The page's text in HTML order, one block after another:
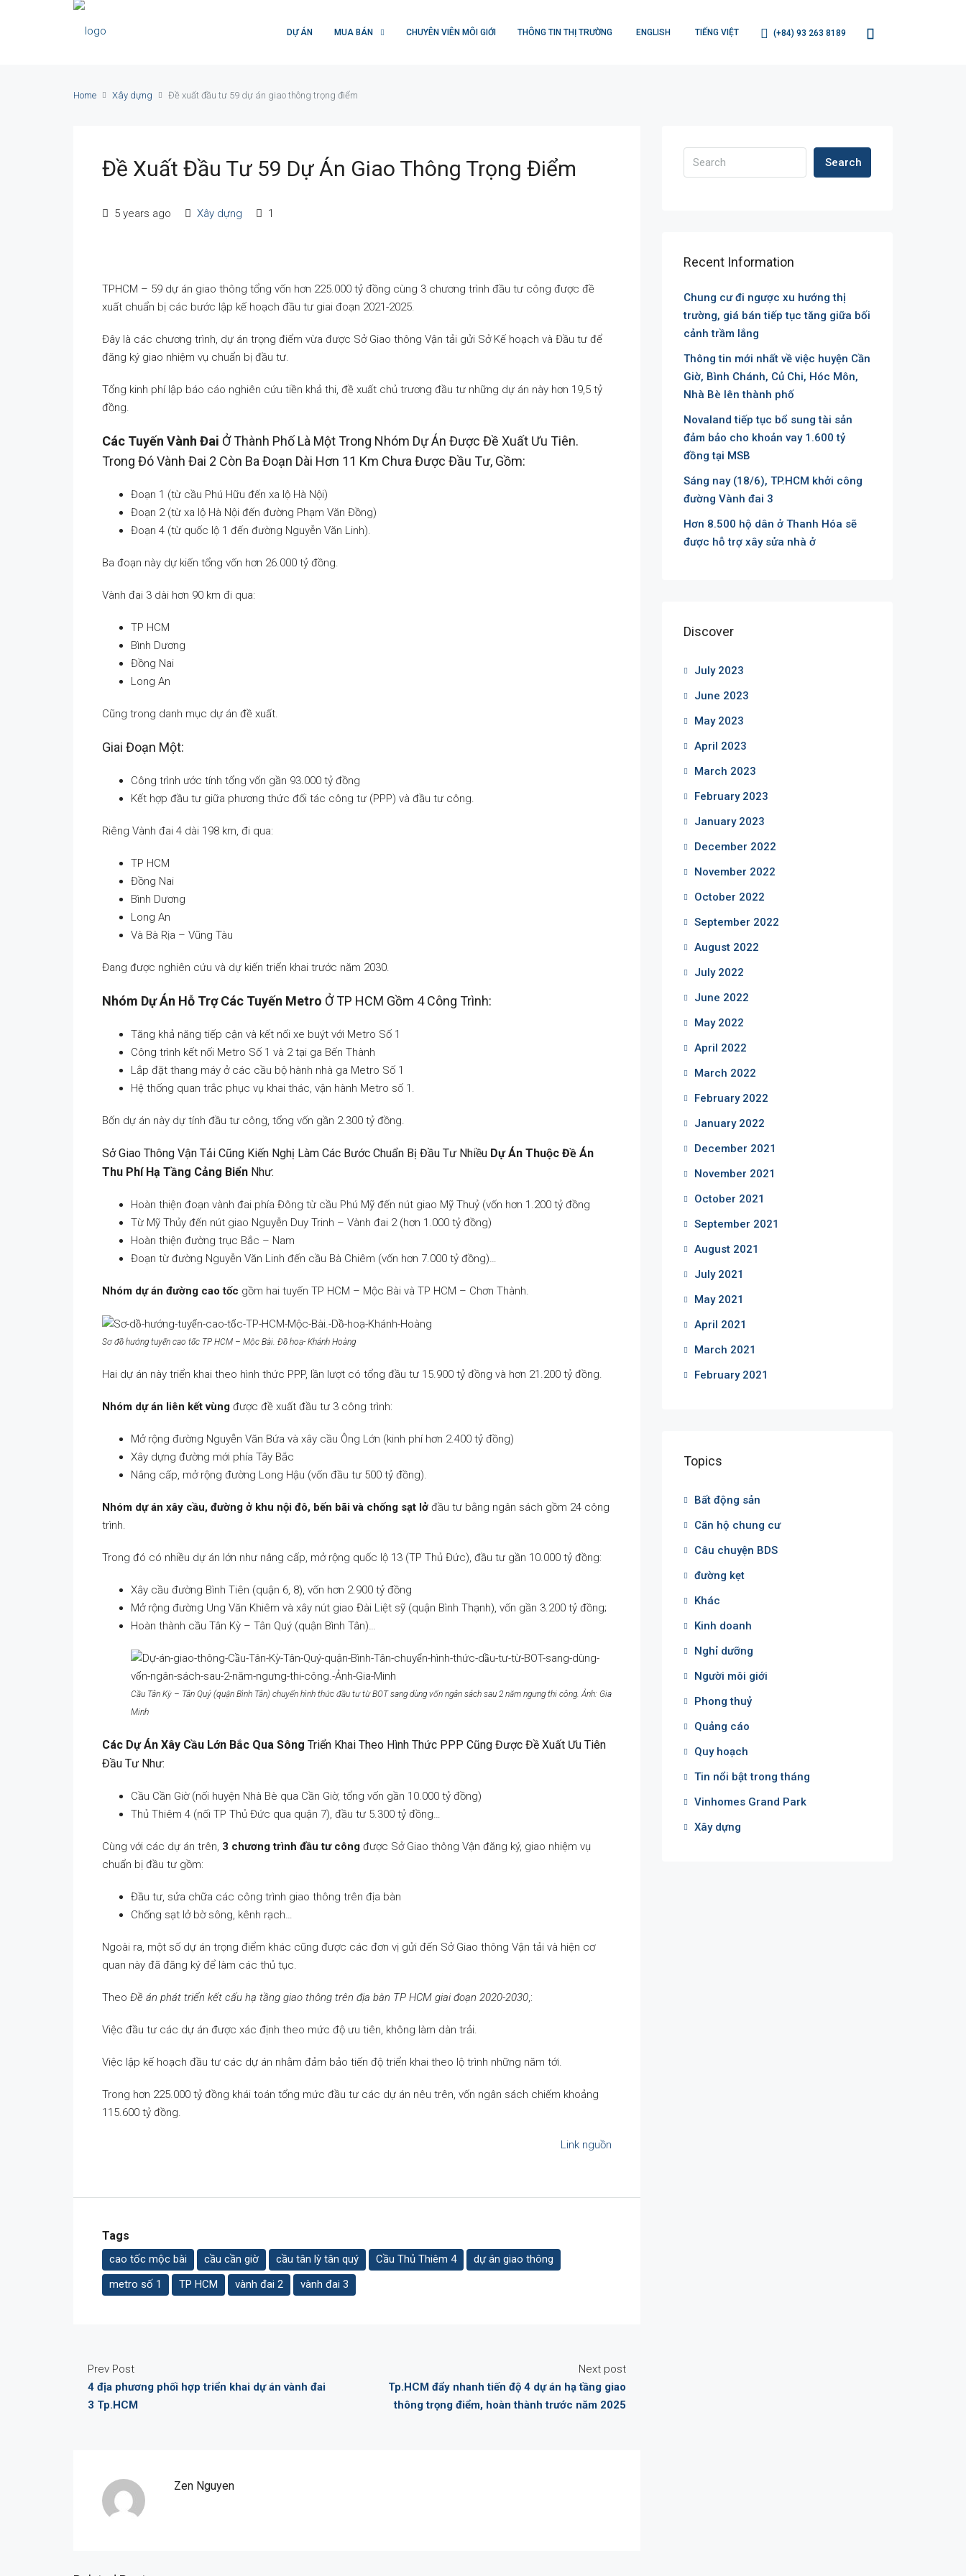
DỰ ÁN MUA BÁN CHUYÊN VIÊN MÔI GIỚI THÔNG TIN THỊ TRƯỜNG ENGLISH TIẾNG VIỆT (+84) 93 263 8189
Home Xây dựng Đề xuất đầu tư 59 dự án giao thông trọng điểm
Đề Xuất Đầu Tư 59 Dự Án Giao Thông Trọng Điểm
5 years ago Xây dựng 1
TPHCM – 59 dự án giao thông tổng vốn hơn 225.000 tỷ đồng cùng 3 chương trình đầu tư công được đề
xuất chuẩn bị các bước lập kế hoạch đầu tư giai đoạn 2021-2025.
Đây là các chương trình, dự án trọng điểm vừa được Sở Giao thông Vận tải gửi Sở Kế hoạch và Đầu tư để
đăng ký giao nhiệm vụ chuẩn bị đầu tư.
Tổng kinh phí lập báo cáo nghiên cứu tiền khả thi, đề xuất chủ trương đầu tư những dự án này hơn 19,5 tỷ
đồng.
Các Tuyến Vành Đai Ở Thành Phố Là Một Trong Nhóm Dự Án Được Đề Xuất Ưu Tiên.
Trong Đó Vành Đai 2 Còn Ba Đoạn Dài Hơn 11 Km Chưa Được Đầu Tư, Gồm:
Đoạn 1 (từ cầu Phú Hữu đến xa lộ Hà Nội)
Đoạn 2 (từ xa lộ Hà Nội đến đường Phạm Văn Đồng)
Đoạn 4 (từ quốc lộ 1 đến đường Nguyễn Văn Linh).
Ba đoạn này dự kiến tổng vốn hơn 26.000 tỷ đồng.
Vành đai 3 dài hơn 90 km đi qua:
TP HCM
Bình Dương
Đồng Nai
Long An
Cũng trong danh mục dự án đề xuất.
Giai Đoạn Một:
Công trình ước tính tổng vốn gần 93.000 tỷ đồng
Kết hợp đầu tư giữa phương thức đối tác công tư (PPP) và đầu tư công.
Riêng Vành đai 4 dài 198 km, đi qua:
TP HCM
Đồng Nai
Bình Dương
Long An
Và Bà Rịa – Vũng Tàu
Đang được nghiên cứu và dự kiến triển khai trước năm 2030.
Nhóm Dự Án Hỗ Trợ Các Tuyến Metro Ở TP HCM Gồm 4 Công Trình:
Tăng khả năng tiếp cận và kết nối xe buýt với Metro Số 1
Công trình kết nối Metro Số 1 và 2 tại ga Bến Thành
Lắp đặt thang máy ở các cầu bộ hành nhà ga Metro Số 1
Hệ thống quan trắc phục vụ khai thác, vận hành Metro số 1.
Bốn dự án này dự tính đầu tư công, tổng vốn gần 2.300 tỷ đồng.
Sở Giao Thông Vận Tải Cũng Kiến Nghị Làm Các Bước Chuẩn Bị Đầu Tư Nhiều Dự Án Thuộc Đề Án
Thu Phí Hạ Tầng Cảng Biển Như:
Hoàn thiện đoạn vành đai phía Đông từ cầu Phú Mỹ đến nút giao Mỹ Thuỷ (vốn hơn 1.200 tỷ đồng
Từ Mỹ Thủy đến nút giao Nguyễn Duy Trinh – Vành đai 2 (hơn 1.000 tỷ đồng)
Hoàn thiện đường trục Bắc – Nam
Đoạn từ đường Nguyễn Văn Linh đến cầu Bà Chiêm (vốn hơn 7.000 tỷ đồng)…
Nhóm dự án đường cao tốc gồm hai tuyến TP HCM – Mộc Bài và TP HCM – Chơn Thành.
Sơ đồ hướng tuyến cao tốc TP HCM – Mộc Bài. Đồ hoạ- Khánh Hoàng
Hai dự án này triển khai theo hình thức PPP, lần lượt có tổng đầu tư 15.900 tỷ đồng và hơn 21.200 tỷ đồng.
Nhóm dự án liên kết vùng được đề xuất đầu tư 3 công trình:
Mở rộng đường Nguyễn Văn Bứa và xây cầu Ông Lớn (kinh phí hơn 2.400 tỷ đồng)
Xây dựng đường mới phía Tây Bắc
Nâng cấp, mở rộng đường Long Hậu (vốn đầu tư 500 tỷ đồng).
Nhóm dự án xây cầu, đường ở khu nội đô, bến bãi và chống sạt lở đầu tư bằng ngân sách gồm 24 công
trình.
Trong đó có nhiều dự án lớn như nâng cấp, mở rộng quốc lộ 13 (TP Thủ Đức), đầu tư gần 10.000 tỷ đồng:
Xây cầu đường Bình Tiên (quận 6, 8), vốn hơn 2.900 tỷ đồng
Mở rộng đường Ung Văn Khiêm và xây nút giao Đài Liệt sỹ (quận Bình Thạnh), vốn gần 3.200 tỷ đồng;
Hoàn thành cầu Tân Kỳ – Tân Quý (quận Bình Tân)…
Cầu Tân Kỳ – Tân Quý (quận Bình Tân) chuyển hình thức đầu tư từ BOT sang dùng vốn ngân sách sau 2 năm ngưng thi công. Ảnh: Gia
Minh
Các Dự Án Xây Cầu Lớn Bắc Qua Sông Triển Khai Theo Hình Thức PPP Cũng Được Đề Xuất Ưu Tiên
Đầu Tư Như:
Cầu Cần Giờ (nối huyện Nhà Bè qua Cần Giờ, tổng vốn gần 10.000 tỷ đồng)
Thủ Thiêm 4 (nối TP Thủ Đức qua quận 7), đầu tư 5.300 tỷ đồng…
Cùng với các dự án trên, 3 chương trình đầu tư công được Sở Giao thông Vận đăng ký, giao nhiệm vụ
chuẩn bị đầu tư gồm:
Đầu tư, sửa chữa các công trình giao thông trên địa bàn
Chống sạt lở bờ sông, kênh rạch…
Ngoài ra, một số dự án trọng điểm khác cũng được các đơn vị gửi đến Sở Giao thông Vận tải và hiện cơ
quan này đã đăng ký để làm các thủ tục.
Theo Đề án phát triển kết cấu hạ tầng giao thông trên địa bàn TP HCM giai đoạn 2020-2030 ,:
Việc đầu tư các dự án được xác định theo mức độ ưu tiên, không làm dàn trải.
Việc lập kế hoạch đầu tư các dự án nhằm đảm bảo tiến độ triển khai theo lộ trình những năm tới.
Trong hơn 225.000 tỷ đồng khái toán tổng mức đầu tư các dự án nêu trên, vốn ngân sách chiếm khoảng
115.600 tỷ đồng.
Link nguồn
Tags
cao tốc mộc bài cầu cần giờ cầu tân lỳ tân quý Cầu Thủ Thiêm 4
dự án giao thông
metro số 1
TP HCM vành đai 2 vành đai 3
Prev Post
4 địa phương phối hợp triển khai dự án vành đai
3 Tp.HCM
Next post
Tp.HCM đẩy nhanh tiến độ 4 dự án hạ tầng giao
thông trọng điểm, hoàn thành trước năm 2025
Zen Nguyen
Search
Recent Information
Chung cư đi ngược xu hướng thị
trường, giá bán tiếp tục tăng giữa bối
cảnh trầm lắng
Thông tin mới nhất về việc huyện Cần
Giờ, Bình Chánh, Củ Chi, Hóc Môn,
Nhà Bè lên thành phố
Novaland tiếp tục bổ sung tài sản
đảm bảo cho khoản vay 1.600 tỷ
đồng tại MSB
Sáng nay (18/6), TP.HCM khởi công
đường Vành đai 3
Hơn 8.500 hộ dân ở Thanh Hóa sẽ
được hỗ trợ xây sửa nhà ở
Discover
July 2023
June 2023
May 2023
April 2023
March 2023
February 2023
January 2023
December 2022
November 2022
October 2022
September 2022
August 2022
July 2022
June 2022
May 2022
April 2022
March 2022
February 2022
January 2022
December 2021
November 2021
October 2021
September 2021
August 2021
July 2021
May 2021
April 2021
March 2021
February 2021
Topics
Bất động sản
Căn hộ chung cư
Câu chuyện BDS
đường kẹt
Khác
Kinh doanh
Nghỉ dưỡng
Người môi giới
Phong thuỷ
Quảng cáo
Quy hoạch
Tin nổi bật trong tháng
Vinhomes Grand Park
Xây dựng